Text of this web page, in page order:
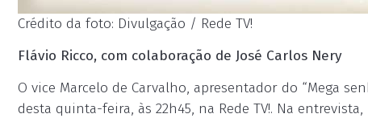
Crédito da foto: Divulgação / Rede TV!
Flávio Ricco, com colaboração de José Carlos Nery
O vice Marcelo de Carvalho, apresentador do “Mega
desta quinta-feira, às 22h45, na Rede TV!. Na